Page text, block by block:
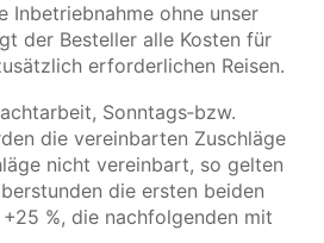
Inbetriebnahme ohne unser
der Besteller alle Kosten für
erforderlichen Reisen.
Sonntags‑bzw.
die vereinbarten Zuschläge
nicht vereinbart, so gelten
die ersten beiden
%, die nachfolgenden mit